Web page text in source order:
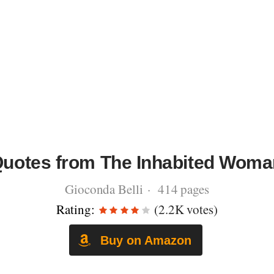
from The Inhabited
Gioconda Belli · 414 pages
Rating:
(2.2K votes)
Buy on Amazon